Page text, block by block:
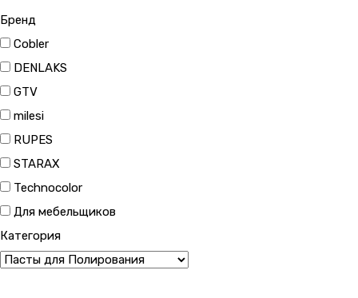
Бренд
Cobler
DENLAKS
GTV
milesi
RUPES
STARAX
Technocolor
Для мебельщиков
Категория